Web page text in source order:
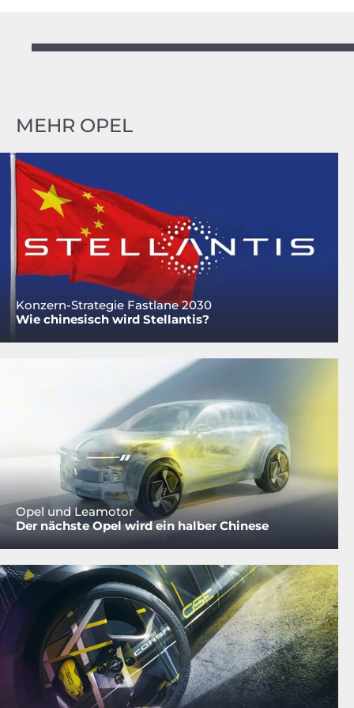
MEHR OPEL
Konzern-Strategie Fastlane 2030
Wie chinesisch wird Stellantis?
Opel und Leamotor
Der nächste Opel wird ein halber Chinese